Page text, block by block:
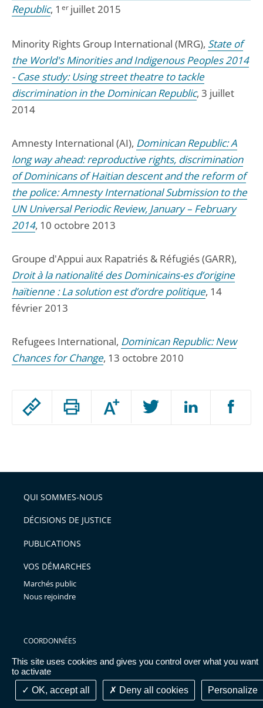
This site uses cookies and gives you control over what you want
to activate
OK, accept all
Deny all cookies Personalize
Passer
arriver
après
Augmenter
ou
l'article
pour
avant
Republic, 1 erjuillet 2015
Minority Rights Group International (MRG), State of
the World's Minorities and Indigenous Peoples 2014
- Case study: Using street theatre to tackle
discrimination in the Dominican Republic, 3 juillet
2014
Amnesty International (AI), Dominican Republic: A
long way ahead: reproductive rights, discrimination
of Dominicans of Haitian descent and the reform of
the police: Amnesty International Submission to the
UN Universal Periodic Review, January – February
2014, 10 octobre 2013
Groupe d'Appui aux Rapatriés & Réfugiés (GARR),
Droit à la nationalité des Dominicains-es d’origine
haïtienne : La solution est d’ordre politique, 14
février 2013
Refugees International, Dominican Republic: New
Chances for Change, 13 octobre 2010
QUI SOMMES-NOUS
DÉCISIONS DE JUSTICE
PUBLICATIONS
VOS DÉMARCHES
Marchés public
Nous rejoindre
COORDONNÉES
Cour nationale du droit
d'asile
35 rue Cuvier